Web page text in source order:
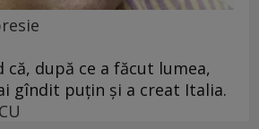
că, după ce a făcut lumea,
gîndit puțin și a creat Italia.